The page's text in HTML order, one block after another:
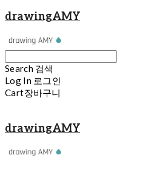
drawingAMY
Search 검색
Log In 로그인
Cart장바구니
drawingAMY